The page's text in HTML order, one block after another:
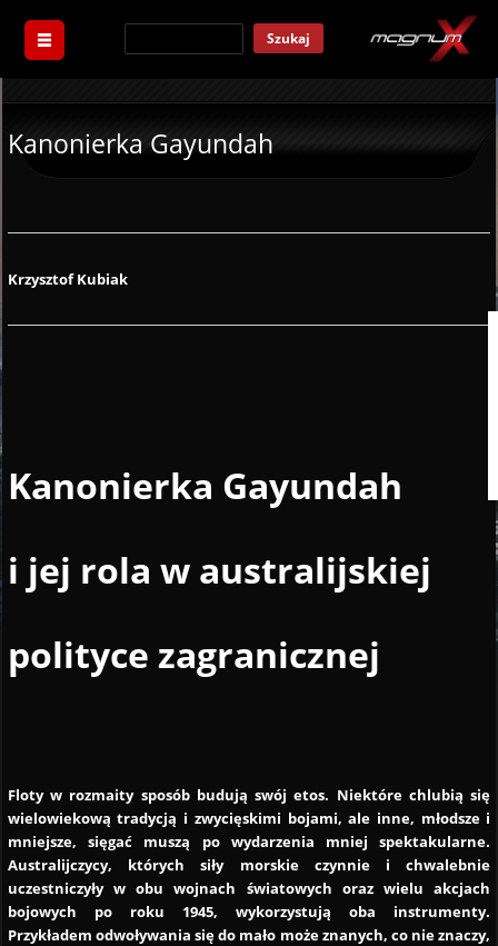
Szukaj
Kanonierka Gayundah
Krzysztof Kubiak
Kanonierka Gayundah
i jej rola w australijskiej
polityce zagranicznej
Floty w rozmaity sposób budują swój etos. Niektóre chlubią się
wielowiekową tradycją i zwycięskimi bojami, ale inne, młodsze i
mniejsze, sięgać muszą po wydarzenia mniej spektakularne.
Australijczycy, których siły morskie czynnie i chwalebnie
uczestniczyły w obu wojnach światowych oraz wielu akcjach
bojowych po roku 1945, wykorzystują oba instrumenty.
Przykładem odwoływania się do mało może znanych, co nie znaczy,